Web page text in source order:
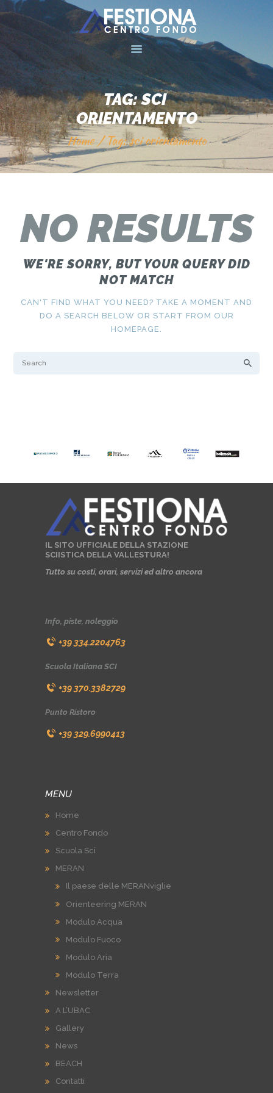
TAG: SCI
ORIENTAMENTO
Home Tag: sci orientamento
HOME
CENTRO FONDO
SCUOLA SCI
MERAN
NEWSLETTER
A L’UBAC
BEACH
NO RESULTS
WE'RE SORRY, BUT YOUR QUERY DID
NOT MATCH
CAN'T FIND WHAT YOU NEED? TAKE A MOMENT AND
DO A SEARCH BELOW OR START FROM OUR
HOMEPAGE .
IL SITO UFFICIALE DELLA STAZIONE
SCIISTICA DELLA VALLESTURA!
Tutto su costi, orari, servizi ed altro ancora
Info, piste, noleggio
+39 334.2204763
Scuola Italiana SCI
+39 370.3382729
Punto Ristoro
+39 329.6990413
MENU
Home
Centro Fondo
Scuola Sci
MERAN
Il paese delle MERANviglie
Orienteering MERAN
Modulo Acqua
Modulo Fuoco
Modulo Aria
Modulo Terra
Newsletter
A L’UBAC
Gallery
News
BEACH
Contatti